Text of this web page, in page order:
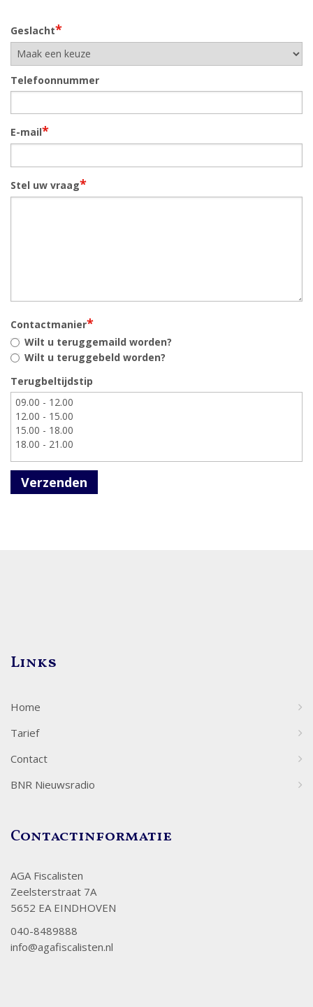
Geslacht*
Telefoonnummer
E-mail*
Stel uw vraag*
Contactmanier*
Wilt u teruggemaild worden?
Wilt u teruggebeld worden?
Terugbeltijdstip
Verzenden
Links
Home
Tarief
Contact
BNR Nieuwsradio
Contactinformatie
AGA Fiscalisten
Zeelsterstraat 7A
5652 EA EINDHOVEN
040-8489888
info@agafiscalisten.nl